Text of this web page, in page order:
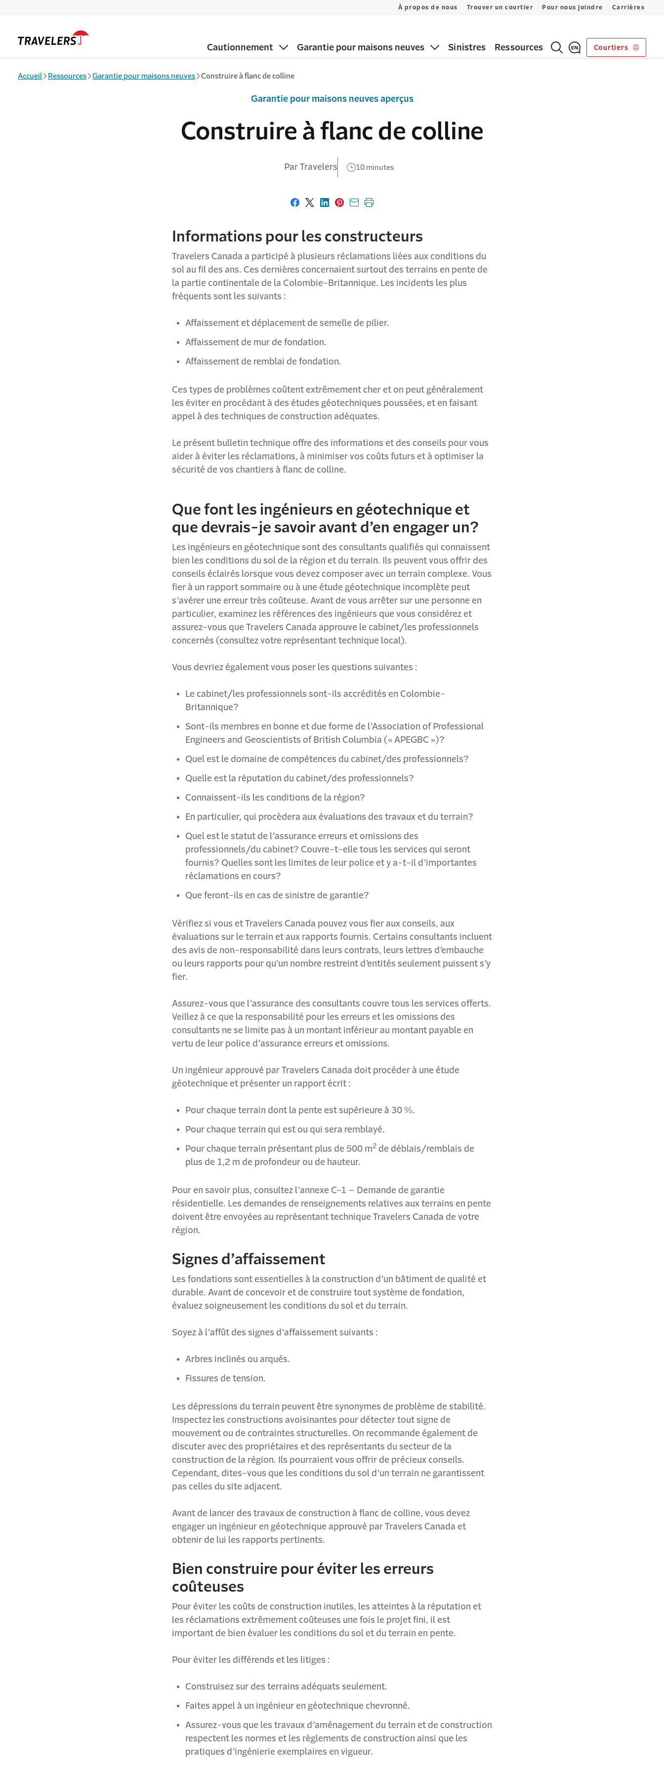
Cautionnement Garantie pour maisons neuves Sinistres Ressources Courtiers
À propos de nous Trouver un courtier Pour nous joindre Carrières
Accueil Ressources Garantie pour maisons neuves Construire à flanc de colline
Construire à flanc de colline
Par Travelers 10 minutes
Garantie pour maisons neuves aperçus
Partager sur Facebook
Partager sur X
Partager sur LinkedIn
Partager sur Pinterest
Envoyer par courriel
Imprimer cette page
Informations pour les constructeurs
Travelers Canada a participé à plusieurs réclamations liées aux conditions du
sol au fil des ans. Ces dernières concernaient surtout des terrains en pente de
la partie continentale de la Colombie-Britannique. Les incidents les plus
fréquents sont les suivants :
Affaissement et déplacement de semelle de pilier.
Affaissement de mur de fondation.
Affaissement de remblai de fondation.
Ces types de problèmes coûtent extrêmement cher et on peut généralement
les éviter en procédant à des études géotechniques poussées, et en faisant
appel à des techniques de construction adéquates.
Le présent bulletin technique offre des informations et des conseils pour vous
aider à éviter les réclamations, à minimiser vos coûts futurs et à optimiser la
sécurité de vos chantiers à flanc de colline.
Que font les ingénieurs en géotechnique et
que devrais-je savoir avant d’en engager un?
Les ingénieurs en géotechnique sont des consultants qualifiés qui connaissent
bien les conditions du sol de la région et du terrain. Ils peuvent vous offrir des
conseils éclairés lorsque vous devez composer avec un terrain complexe. Vous
fier à un rapport sommaire ou à une étude géotechnique incomplète peut
s’avérer une erreur très coûteuse. Avant de vous arrêter sur une personne en
particulier, examinez les références des ingénieurs que vous considérez et
assurez-vous que Travelers Canada approuve le cabinet/les professionnels
concernés (consultez votre représentant technique local).
Vous devriez également vous poser les questions suivantes :
Le cabinet/les professionnels sont-ils accrédités en Colombie-
Britannique?
Sont-ils membres en bonne et due forme de l’Association of Professional
Engineers and Geoscientists of British Columbia (« APEGBC »)?
Quel est le domaine de compétences du cabinet/des professionnels?
Quelle est la réputation du cabinet/des professionnels?
Connaissent-ils les conditions de la région?
En particulier, qui procèdera aux évaluations des travaux et du terrain?
Quel est le statut de l’assurance erreurs et omissions des
professionnels/du cabinet? Couvre-t-elle tous les services qui seront
fournis? Quelles sont les limites de leur police et y a-t-il d’importantes
réclamations en cours?
Que feront-ils en cas de sinistre de garantie?
Vérifiez si vous et Travelers Canada pouvez vous fier aux conseils, aux
évaluations sur le terrain et aux rapports fournis. Certains consultants incluent
des avis de non-responsabilité dans leurs contrats, leurs lettres d’embauche
ou leurs rapports pour qu’un nombre restreint d’entités seulement puissent s’y
fier.
Assurez-vous que l’assurance des consultants couvre tous les services offerts.
Veillez à ce que la responsabilité pour les erreurs et les omissions des
consultants ne se limite pas à un montant inférieur au montant payable en
vertu de leur police d’assurance erreurs et omissions.
Un ingénieur approuvé par Travelers Canada doit procéder à une étude
géotechnique et présenter un rapport écrit :
Pour chaque terrain dont la pente est supérieure à 30 %.
Pour chaque terrain qui est ou qui sera remblayé.
Pour chaque terrain présentant plus de 500 m2 de déblais/remblais de
plus de 1,2 m de profondeur ou de hauteur.
Pour en savoir plus, consultez l’annexe C-1 – Demande de garantie
résidentielle. Les demandes de renseignements relatives aux terrains en pente
doivent être envoyées au représentant technique Travelers Canada de votre
région.
Signes d’affaissement
Les fondations sont essentielles à la construction d’un bâtiment de qualité et
durable. Avant de concevoir et de construire tout système de fondation,
évaluez soigneusement les conditions du sol et du terrain.
Soyez à l’affût des signes d’affaissement suivants :
Arbres inclinés ou arqués.
Fissures de tension.
Les dépressions du terrain peuvent être synonymes de problème de stabilité.
Inspectez les constructions avoisinantes pour détecter tout signe de
mouvement ou de contraintes structurelles. On recommande également de
discuter avec des propriétaires et des représentants du secteur de la
construction de la région. Ils pourraient vous offrir de précieux conseils.
Cependant, dites-vous que les conditions du sol d’un terrain ne garantissent
pas celles du site adjacent.
Avant de lancer des travaux de construction à flanc de colline, vous devez
engager un ingénieur en géotechnique approuvé par Travelers Canada et
obtenir de lui les rapports pertinents.
Bien construire pour éviter les erreurs
coûteuses
Pour éviter les coûts de construction inutiles, les atteintes à la réputation et
les réclamations extrêmement coûteuses une fois le projet fini, il est
important de bien évaluer les conditions du sol et du terrain en pente.
Pour éviter les différends et les litiges :
Construisez sur des terrains adéquats seulement.
Faites appel à un ingénieur en géotechnique chevronné.
Assurez-vous que les travaux d’aménagement du terrain et de construction
respectent les normes et les règlements de construction ainsi que les
pratiques d’ingénierie exemplaires en vigueur.